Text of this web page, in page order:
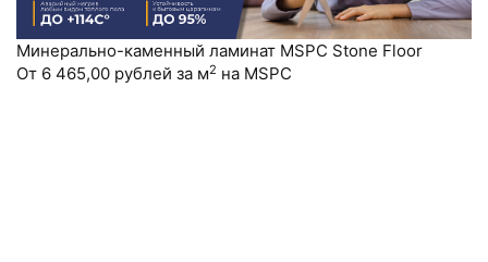
Минерально-каменный ламинат MSPC Stone Floor
От 6 465,00 рублей за м2 на MSPC